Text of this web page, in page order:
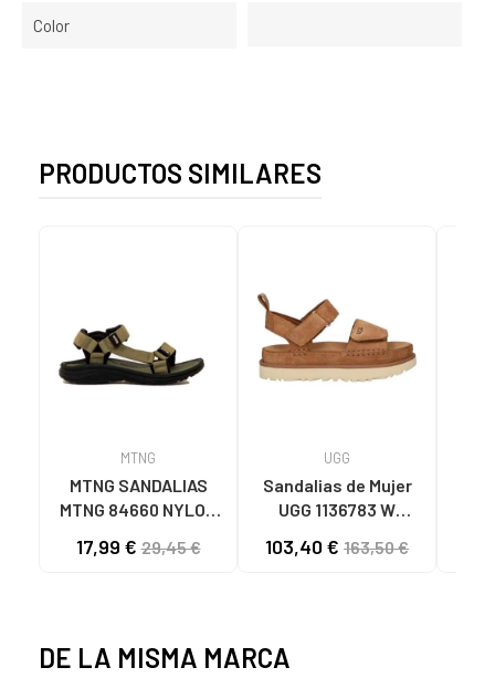
Color
PRODUCTOS SIMILARES
MTNG
MTNG SANDALIAS
MTNG 84660 NYLON
C59785 - - NYLON
17,99 €29,45 €
UGG
Sandalias de Mujer
UGG 1136783 W
CHESTNUT
103,40 € 163,50 €
DE LA MISMA MARCA